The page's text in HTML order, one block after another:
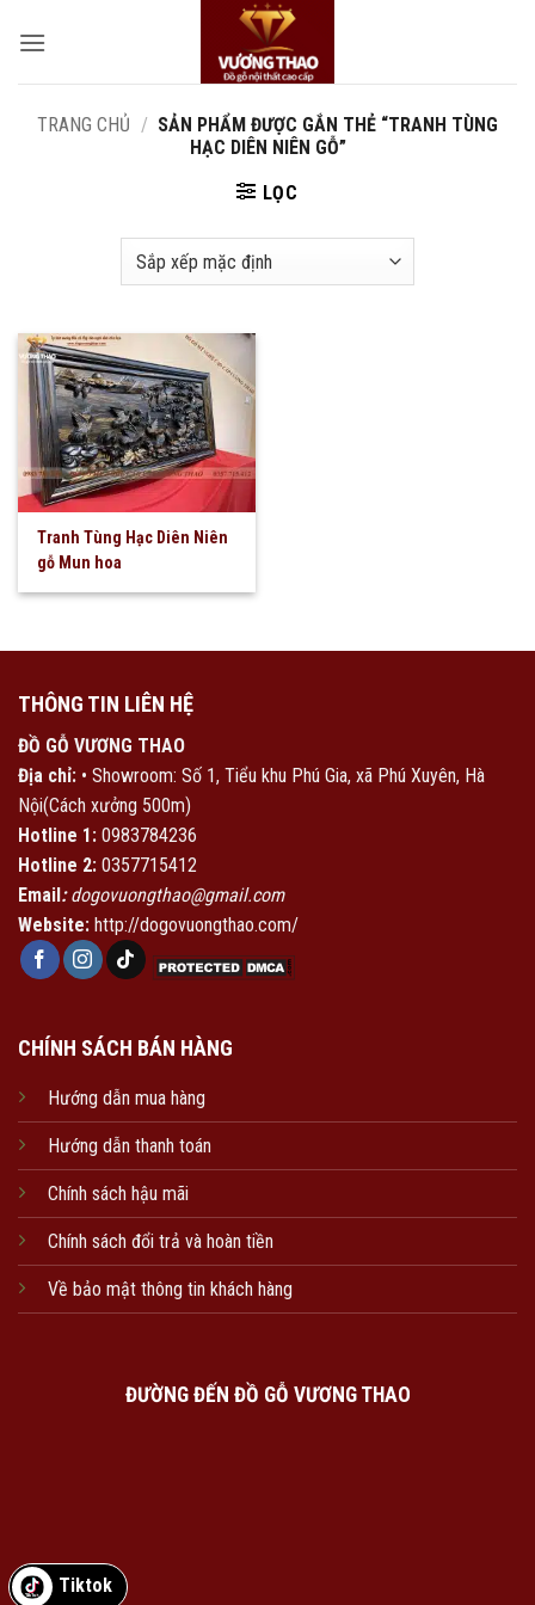
qua
TRANG CHỦ / SẢN PHẨM ĐƯỢC GẮN THẺ “TRANH TÙNG
HẠC DIÊN NIÊN GỖ”
LỌC
Tranh Tùng Hạc Diên Niên
gỗ Mun hoa
THÔNG TIN LIÊN HỆ
ĐỒ GỖ VƯƠNG THAO
Địa chỉ: • Showroom: Số 1, Tiểu khu Phú Gia, xã Phú Xuyên, Hà
Nội(Cách xưởng 500m)
Hotline 1: 0983784236
Hotline 2: 0357715412
Email :dogovuongthao@gmail.com
Website: http://dogovuongthao.com/
CHÍNH SÁCH BÁN HÀNG
Hướng dẫn mua hàng
Hướng dẫn thanh toán
Chính sách hậu mãi
Chính sách đổi trả và hoàn tiền
Về bảo mật thông tin khách hàng
ĐƯỜNG ĐẾN ĐỒ GỖ VƯƠNG THAO
Tiktok